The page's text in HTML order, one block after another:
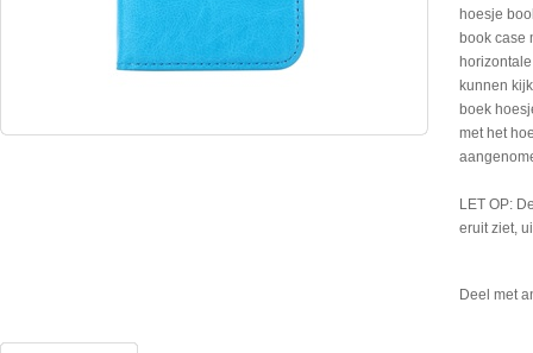
hoesje
book case
kunnen
boek
met het
LET OP:
eruit ziet,
Deel met